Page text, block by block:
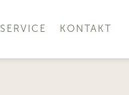
SERVICE KONTAKT